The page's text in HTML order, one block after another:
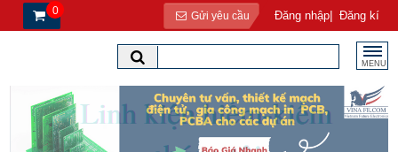
0 Gửi yêu cầu Đăng nhập| Đăng kí
MENU